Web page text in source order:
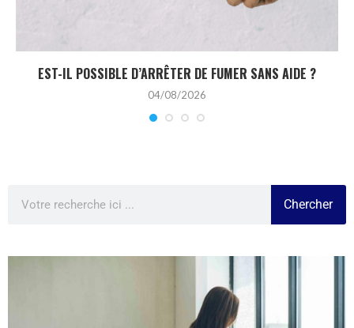
EST-IL POSSIBLE D’ARRÊTER DE FUMER SANS AIDE ?
04/08/2026
Chercher